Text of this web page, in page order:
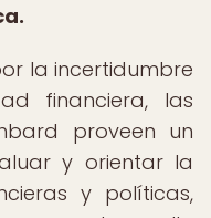
la incertidumbre
financiera, las
proveen un
y orientar la
y políticas,